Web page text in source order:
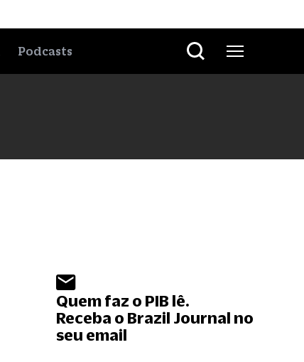
Podcasts
Quem faz o PIB lê.
Receba o Brazil Journal no
seu email